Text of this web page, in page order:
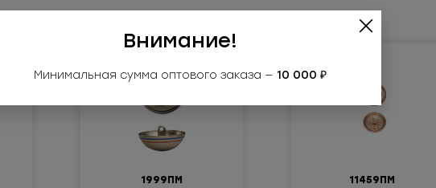
1999ПМ 11459ПМ
Внимание!
Минимальная сумма оптового заказа — 10 000 ₽